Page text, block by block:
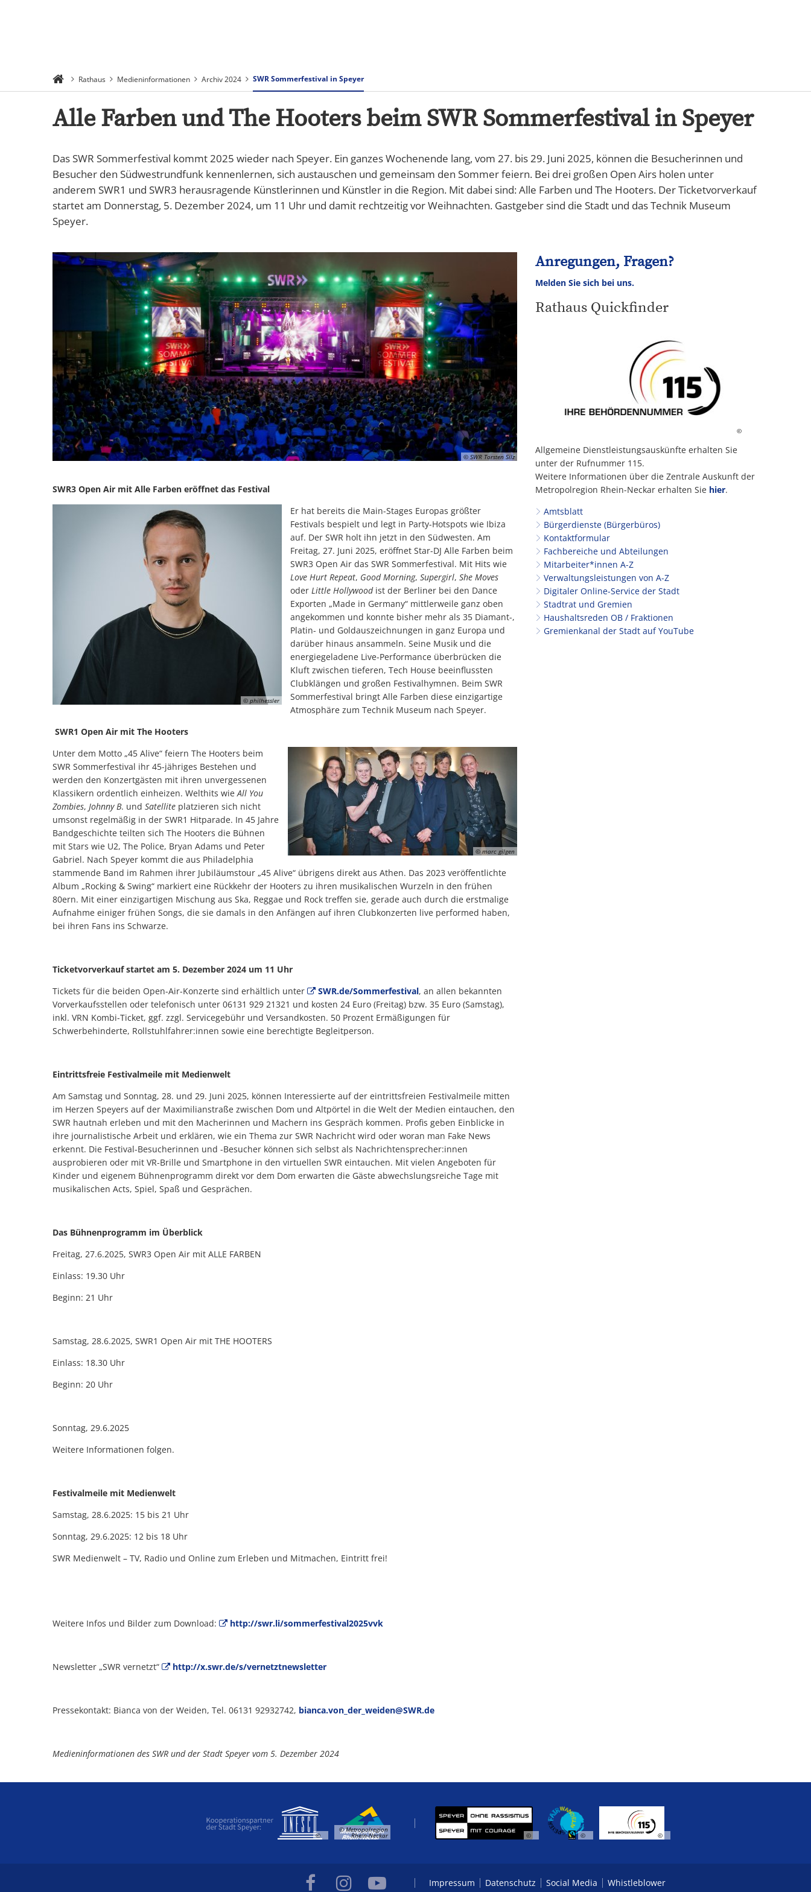
Rathaus Medieninformationen Archiv 2024 SWR Sommerfestival in Speyer
Alle Farben und The Hooters beim SWR Sommerfestival in Speyer
Das SWR Sommerfestival kommt 2025 wieder nach Speyer. Ein ganzes Wochenende lang, vom 27. bis 29. Juni 2025, können die Besucherinnen und
Besucher den Südwestrundfunk kennenlernen, sich austauschen und gemeinsam den Sommer feiern. Bei drei großen Open Airs holen unter
anderem SWR1 und SWR3 herausragende Künstlerinnen und Künstler in die Region. Mit dabei sind: Alle Farben und The Hooters. Der Ticketvorverkauf
startet am Donnerstag, 5. Dezember 2024, um 11 Uhr und damit rechtzeitig vor Weihnachten. Gastgeber sind die Stadt und das Technik Museum
Speyer.
© SWR Torsten Silz
SWR3 Open Air mit Alle Farben eröffnet das Festival
© philhessler
Er hat bereits die Main-Stages Europas größter
Festivals bespielt und legt in Party-Hotspots wie Ibiza
auf. Der SWR holt ihn jetzt in den Südwesten. Am
Freitag, 27. Juni 2025, eröffnet Star-DJ Alle Farben beim
SWR3 Open Air das SWR Sommerfestival. Mit Hits wie
Love Hurt Repeat, Good Morning, Supergirl, She Moves
oder Little Hollywood ist der Berliner bei den Dance
Exporten „Made in Germany“ mittlerweile ganz oben
angekommen und konnte bisher mehr als 35 Diamant-,
Platin- und Goldauszeichnungen in ganz Europa und
darüber hinaus ansammeln. Seine Musik und die
energiegeladene Live-Performance überbrücken die
Kluft zwischen tieferen, Tech House beeinflussten
Clubklängen und großen Festivalhymnen. Beim SWR
Sommerfestival bringt Alle Farben diese einzigartige
Atmosphäre zum Technik Museum nach Speyer.
SWR1 Open Air mit The Hooters
© marc gilgen
Unter dem Motto „45 Alive“ feiern The Hooters beim
SWR Sommerfestival ihr 45-jähriges Bestehen und
werden den Konzertgästen mit ihren unvergessenen
Klassikern ordentlich einheizen. Welthits wieAll You
Zombies, Johnny B. und Satellite platzieren sich nicht
umsonst regelmäßig in der SWR1 Hitparade. In 45 Jahre
Bandgeschichte teilten sich The Hooters die Bühnen
mit Stars wie U2, The Police, Bryan Adams und Peter
Gabriel. Nach Speyer kommt die aus Philadelphia
stammende Band im Rahmen ihrer Jubiläumstour „45 Alive“ übrigens direkt aus Athen. Das 2023 veröffentlichte
Album „Rocking & Swing“ markiert eine Rückkehr der Hooters zu ihren musikalischen Wurzeln in den frühen
80ern. Mit einer einzigartigen Mischung aus Ska, Reggae und Rock treffen sie, gerade auch durch die erstmalige
Aufnahme einiger frühen Songs, die sie damals in den Anfängen auf ihren Clubkonzerten live performed haben,
bei ihren Fans ins Schwarze.
Ticketvorverkauf startet am 5. Dezember 2024 um 11 Uhr
Tickets für die beiden Open-Air-Konzerte sind erhältlich unter
SWR.de/Sommerfestival, an allen bekannten
Vorverkaufsstellen oder telefonisch unter 06131 929 21321 und kosten 24 Euro (Freitag) bzw. 35 Euro (Samstag),
inkl. VRN Kombi-Ticket, ggf. zzgl. Servicegebühr und Versandkosten. 50 Prozent Ermäßigungen für
Schwerbehinderte, Rollstuhlfahrer:innen sowie eine berechtigte Begleitperson.
Eintrittsfreie Festivalmeile mit Medienwelt
Am Samstag und Sonntag, 28. und 29. Juni 2025, können Interessierte auf der eintrittsfreien Festivalmeile mitten
im Herzen Speyers auf der Maximilianstraße zwischen Dom und Altpörtel in die Welt der Medien eintauchen, den
SWR hautnah erleben und mit den Macherinnen und Machern ins Gespräch kommen. Profis geben Einblicke in
ihre journalistische Arbeit und erklären, wie ein Thema zur SWR Nachricht wird oder woran man Fake News
erkennt. Die Festival-Besucherinnen und -Besucher können sich selbst als Nachrichtensprecher:innen
ausprobieren oder mit VR-Brille und Smartphone in den virtuellen SWR eintauchen. Mit vielen Angeboten für
Kinder und eigenem Bühnenprogramm direkt vor dem Dom erwarten die Gäste abwechslungsreiche Tage mit
musikalischen Acts, Spiel, Spaß und Gesprächen.
Das Bühnenprogramm im Überblick
Freitag, 27.6.2025, SWR3 Open Air mit ALLE FARBEN
Einlass: 19.30 Uhr
Beginn: 21 Uhr
Samstag, 28.6.2025, SWR1 Open Air mit THE HOOTERS
Einlass: 18.30 Uhr
Beginn: 20 Uhr
Sonntag, 29.6.2025
Weitere Informationen folgen.
Festivalmeile mit Medienwelt
Samstag, 28.6.2025: 15 bis 21 Uhr
Sonntag, 29.6.2025: 12 bis 18 Uhr
SWR Medienwelt – TV, Radio und Online zum Erleben und Mitmachen, Eintritt frei!
Weitere Infos und Bilder zum Download: http://swr.li/sommerfestival2025vvk
Newsletter „SWR vernetzt“ http://x.swr.de/s/vernetztnewsletter
Pressekontakt: Bianca von der Weiden, Tel. 06131 92932742, bianca.von_der_weiden@SWR.de
Medieninformationen des SWR und der Stadt Speyer vom 5. Dezember 2024
Anregungen, Fragen?
Melden Sie sich bei uns.
Rathaus Quickfinder
©
Allgemeine Dienstleistungsauskünfte erhalten Sie
unter der Rufnummer 115.
Weitere Informationen über die Zentrale Auskunft der
Metropolregion Rhein-Neckar erhalten Sie hier.
Amtsblatt
Bürgerdienste (Bürgerbüros)
Kontaktformular
Fachbereiche und Abteilungen
Mitarbeiter*innen A-Z
Verwaltungsleistungen von A-Z
Digitaler Online-Service der Stadt
Stadtrat und Gremien
Haushaltsreden OB / Fraktionen
Gremienkanal der Stadt auf YouTube
©
© Metropolregion
Rhein-Neckar © © ©
Impressum Datenschutz Social Media Whistleblower